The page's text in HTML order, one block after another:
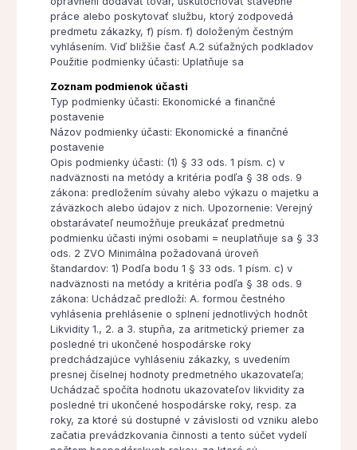
práce alebo poskytovať službu, ktorý zodpovedá
predmetu zákazky, f) písm. f) doloženým čestným
vyhlásením. Viď bližšie časť A.2 súťažných podkladov
Použitie podmienky účasti: Uplatňuje sa
Zoznam podmienok účasti
Typ podmienky účasti: Ekonomické a finančné
postavenie
Názov podmienky účasti: Ekonomické a finančné
postavenie
Opis podmienky účasti: (1) § 33 ods. 1 písm. c) v
nadväznosti na metódy a kritéria podľa § 38 ods. 9
zákona: predložením súvahy alebo výkazu o majetku a
záväzkoch alebo údajov z nich. Upozornenie: Verejný
obstarávateľ neumožňuje preukázať predmetnú
podmienku účasti inými osobami = neuplatňuje sa § 33
ods. 2 ZVO Minimálna požadovaná úroveň
štandardov: 1) Podľa bodu 1 § 33 ods. 1 písm. c) v
nadväznosti na metódy a kritéria podľa § 38 ods. 9
zákona: Uchádzač predloží: A. formou čestného
vyhlásenia prehlásenie o splnení jednotlivých hodnôt
Likvidity 1., 2. a 3. stupňa, za aritmetický priemer za
posledné tri ukončené hospodárske roky
predchádzajúce vyhláseniu zákazky, s uvedením
presnej číselnej hodnoty predmetného ukazovateľa;
Uchádzač spočíta hodnotu ukazovateľov likvidity za
posledné tri ukončené hospodárske roky, resp. za
roky, za ktoré sú dostupné v závislosti od vzniku alebo
začatia prevádzkovania činnosti a tento súčet vydelí